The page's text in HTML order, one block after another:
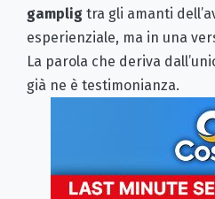
gamplig tra gli amanti
esperienziale, ma in una
La parola che deriva
già ne è testimonianza.